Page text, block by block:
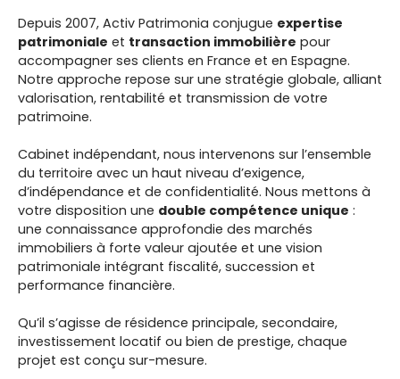
Depuis 2007, Activ Patrimonia conjugue expertise
patrimoniale et transaction immobilière pour
accompagner ses clients en France et en Espagne.
Notre approche repose sur une stratégie globale, alliant
valorisation, rentabilité et transmission de votre
patrimoine.
Cabinet indépendant, nous intervenons sur l’ensemble
du territoire avec un haut niveau d’exigence,
d’indépendance et de confidentialité. Nous mettons à
votre disposition une double compétence unique :
une connaissance approfondie des marchés
immobiliers à forte valeur ajoutée et une vision
patrimoniale intégrant fiscalité, succession et
performance financière.
Qu’il s’agisse de résidence principale, secondaire,
investissement locatif ou bien de prestige, chaque
projet est conçu sur-mesure.